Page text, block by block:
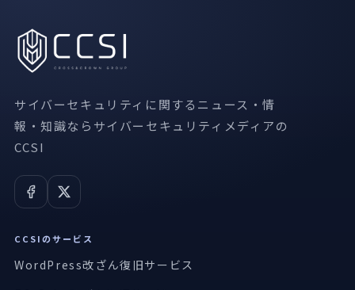
サイバーセキュリティに関するニュース・情
報・知識ならサイバーセキュリティメディアの
CCSI
CCSIのサービス
WordPress改ざん復旧サービス